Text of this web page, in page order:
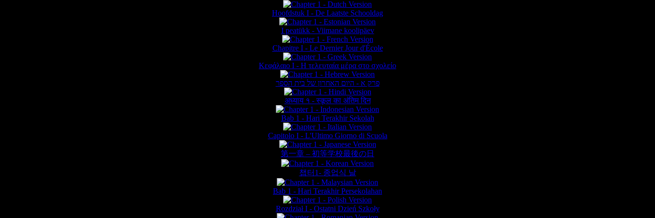
Hoofdstuk I - De Laatste Schooldag
I peatükk - Viimane koolipäev
Chapitre I - Le Dernier Jour d'École
Κεφάλαιο Ι - Η τελευταία μέρα στο σχολείο
פרק א - היום האחרון של בית הספר
अध्याय १ - स्कूल का अंतिम दिन
Bab 1 - Hari Terakhir Sekolah
Capitolo I - L'Ultimo Giorno di Scuola
第一章 – 初等学校最後の日
챕터1- 종업식 날
Bab 1 - Hari Terakhir Persekolahan
Rozdział I - Ostatni Dzień Szkoły